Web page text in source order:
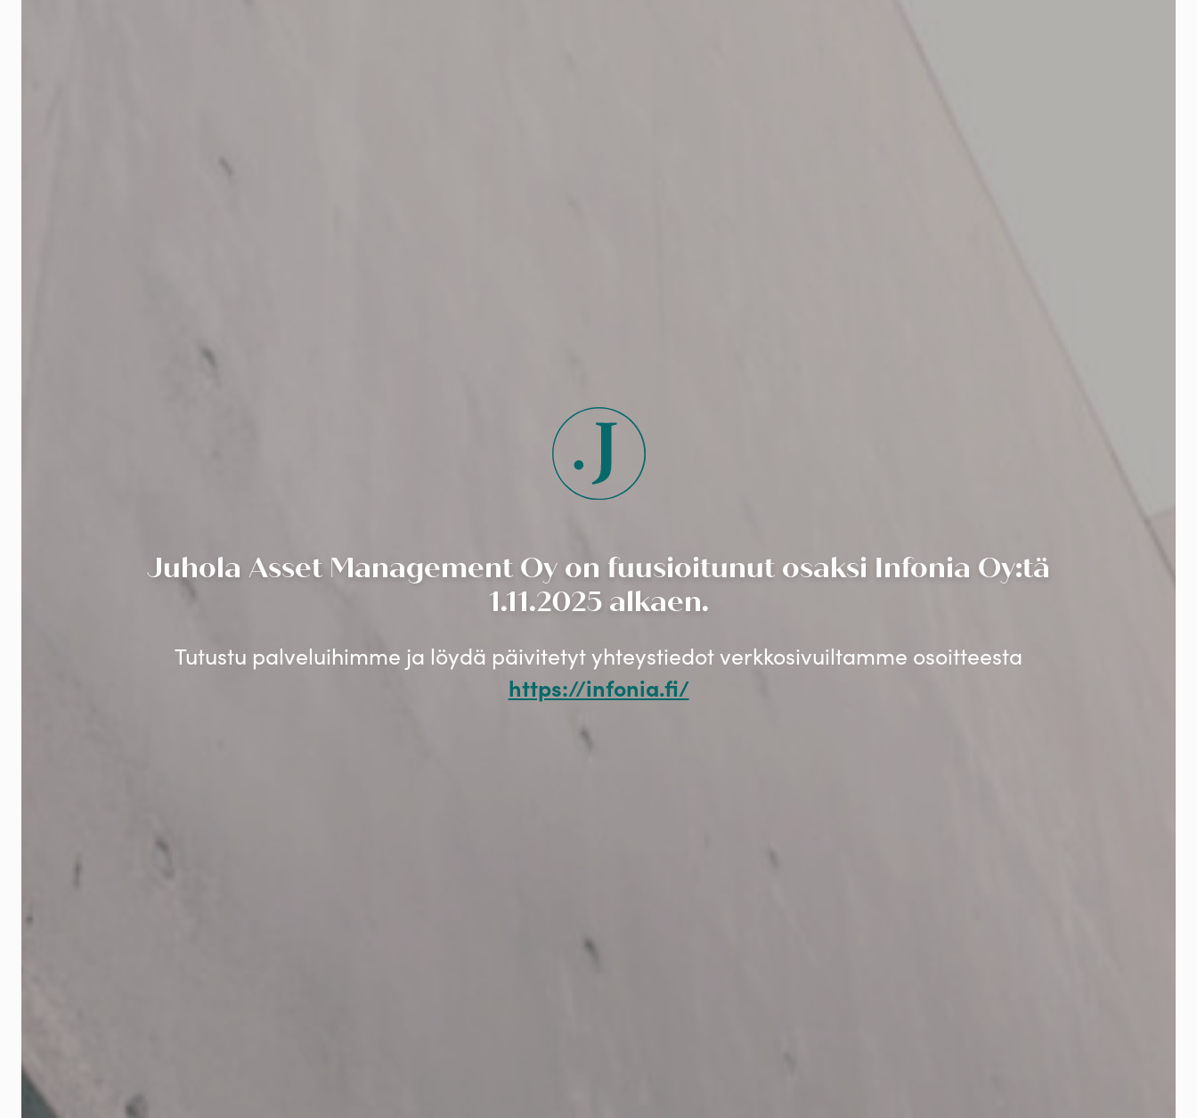
Juhola Asset Management Oy on fuusioitunut osaksi Infonia Oy:tä
1.11.2025 alkaen.
Tutustu palveluihimme ja löydä päivitetyt yhteystiedot verkkosivuiltamme osoitteesta
https://infonia.fi/